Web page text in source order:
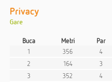
Privacy
Gare
Buca Metri Par
1
356 4
2
164 3
3
352 4